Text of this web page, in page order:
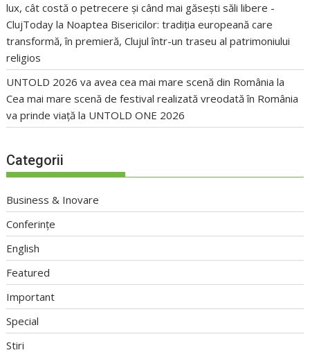
lux, cât costă o petrecere și când mai găsești săli libere -
ClujToday la Noaptea Bisericilor: tradiția europeană care
transformă, în premieră, Clujul într-un traseu al patrimoniului
religios
UNTOLD 2026 va avea cea mai mare scenă din România la
Cea mai mare scenă de festival realizată vreodată în România
va prinde viață la UNTOLD ONE 2026
Categorii
Business & Inovare
Conferințe
English
Featured
Important
Special
Stiri